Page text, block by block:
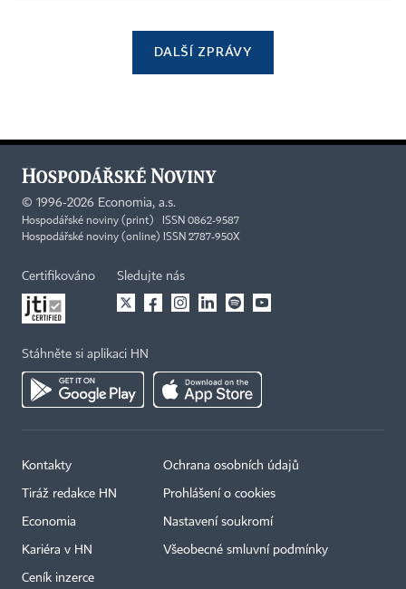
DALŠÍ ZPRÁVY
© 1996-2026 Economia, a.s.
Hospodářské noviny (print) ISSN 0862-9587
Hospodářské noviny (online) ISSN 2787-950X
Certifikováno Sledujte nás
Stáhněte si aplikaci HN
Kontakty
Tiráž redakce HN
Economia
Kariéra v HN
Ceník inzerce
Ochrana osobních údajů
Prohlášení o cookies
Nastavení soukromí
Všeobecné smluvní podmínky